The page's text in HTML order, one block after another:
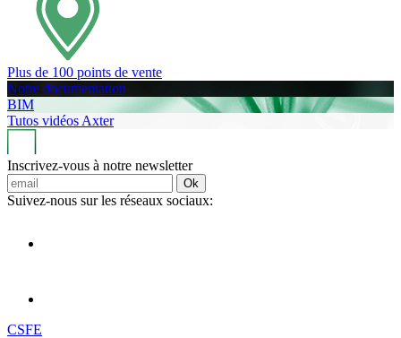
Plus de 100 points de vente
Notre documentation
BIM
Tutos vidéos Axter
Inscrivez-vous à notre newsletter
Ok
Suivez-nous sur les réseaux sociaux:
CSFE